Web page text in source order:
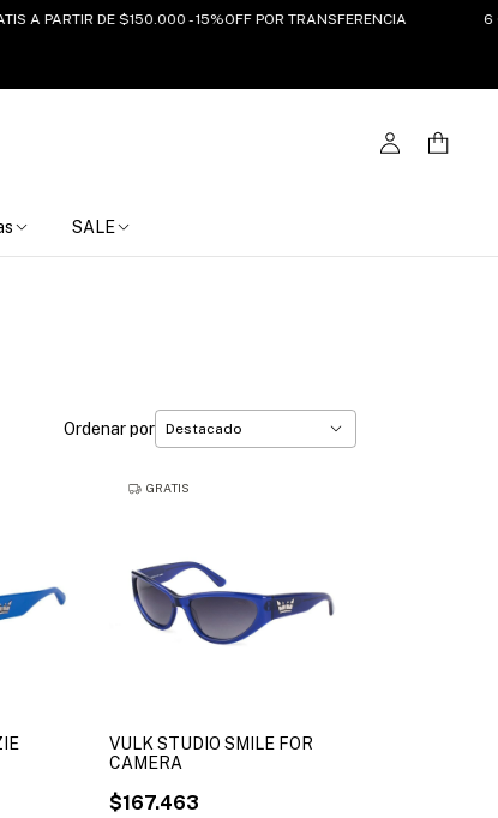
DE $150.000 - 15%OFF POR TRANSFERENCIA 6
SALE
Ordenar por
GRATIS
VULK STUDIO SMILE FOR
CAMERA
$167.463